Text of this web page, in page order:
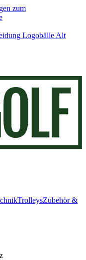
zum
Logobälle Alt
TrolleysZubehör &